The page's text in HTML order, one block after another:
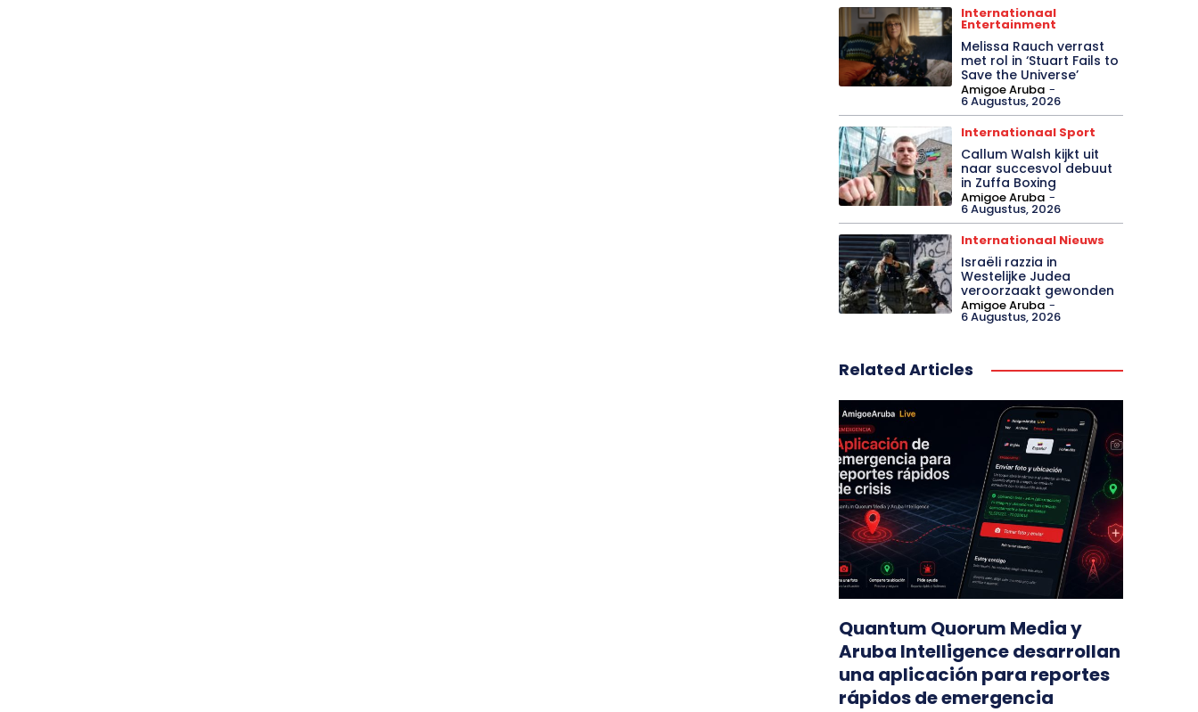
Internationaal
Entertainment
Melissa Rauch verrast
met rol in ‘Stuart Fails to
Save the Universe’
Amigoe Aruba -
6 Augustus, 2026
Internationaal Sport
Callum Walsh kijkt uit
naar succesvol debuut
in Zuffa Boxing
Amigoe Aruba -
6 Augustus, 2026
Internationaal Nieuws
Israëli razzia in
Westelijke Judea
veroorzaakt gewonden
Amigoe Aruba -
6 Augustus, 2026
Related Articles
Quantum Quorum Media y
Aruba Intelligence desarrollan
una aplicación para reportes
rápidos de emergencia